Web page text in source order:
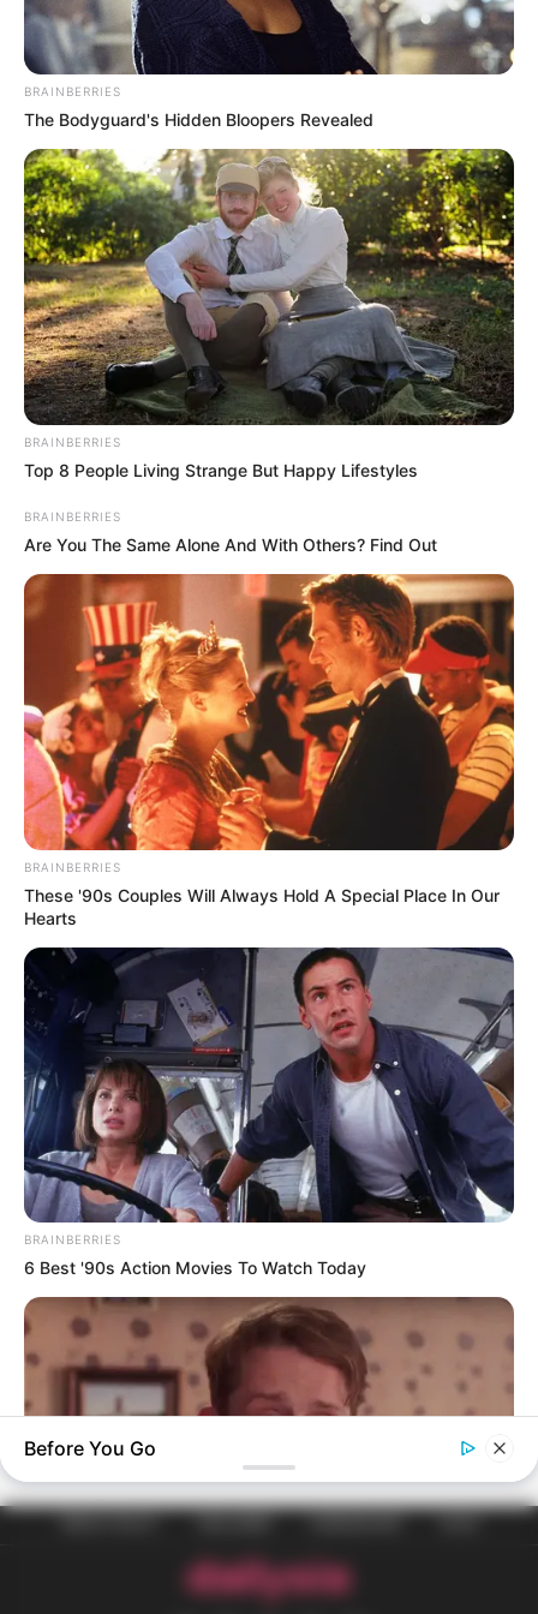
Banget
8 Kata Lucu Seputar Malam
Minggu ala Jomblo yang Bikin
Ngenes
10 Desain Kanopi Tempat
Tidur, Serasa Beristirahat di
Kamar Raja
Tampil Lebih Modern, 7 Potret
Hasil Renovasi Rumah Berusia
90 Tahun
BRAINBERRIES
The Bodyguard's Hidden Bloopers Revealed
BRAINBERRIES
Top 8 People Living Strange But Happy Lifestyles
BRAINBERRIES
Are You The Same Alone And With Others? Find Out
BRAINBERRIES
These '90s Couples Will Always Hold A Special Place In Our
Hearts
BRAINBERRIES
6 Best '90s Action Movies To Watch Today
Before You Go